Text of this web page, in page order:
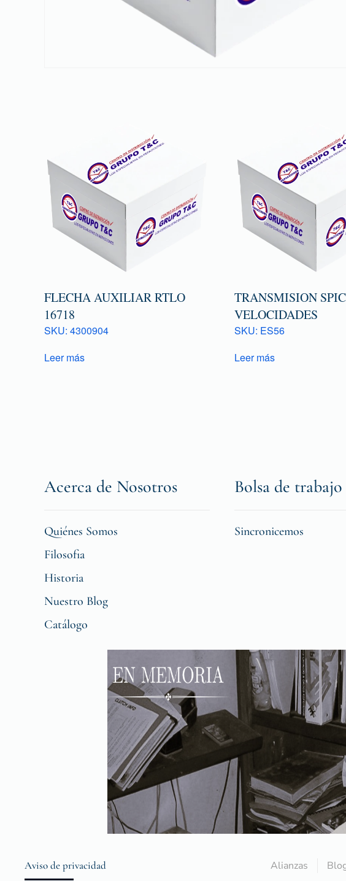
FLECHA AUXILIAR RTLO
16718
SKU: 4300904
Leer más
TRANSMISION
VELOCIDADES
SKU: ES56
Leer más
Acerca de Nosotros
Quiénes Somos
Filosofia
Historia
Nuestro Blog
Catálogo
Bolsa de trabajo
Sincronicemos
Aviso de privacidad Alianzas